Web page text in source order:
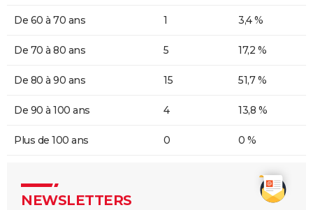
De 60 à 70 ans 1 3,4 %
De 70 à 80 ans 5 17,2 %
De 80 à 90 ans 15 51,7 %
De 90 à 100 ans 4 13,8 %
Plus de 100 ans 0 0 %
NEWSLETTERS